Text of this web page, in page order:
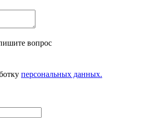
вопрос
персональных данных.